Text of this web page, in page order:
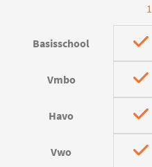
1
Basisschool
Vmbo
Havo
Vwo